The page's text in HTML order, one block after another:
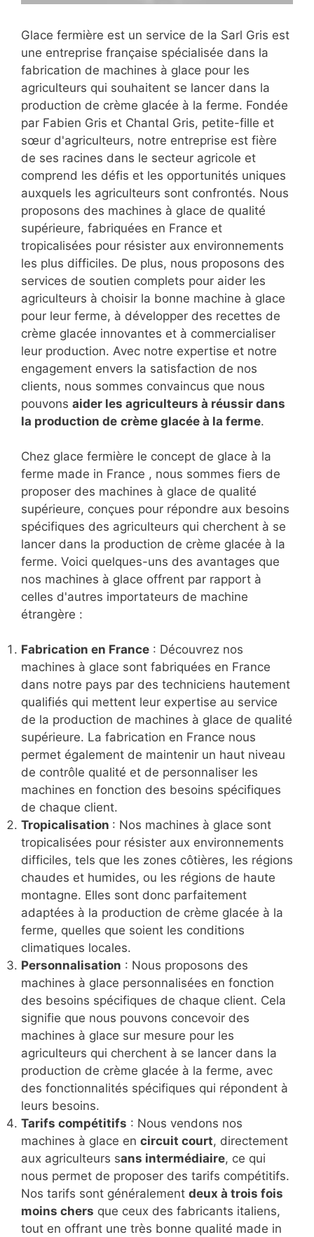
Glace fermière est un service de la Sarl Gris est
une entreprise française spécialisée dans la
fabrication de machines à glace pour les
agriculteurs qui souhaitent se lancer dans la
production de crème glacée à la ferme. Fondée
par Fabien Gris et Chantal Gris, petite-fille et
sœur d'agriculteurs, notre entreprise est fière
de ses racines dans le secteur agricole et
comprend les défis et les opportunités uniques
auxquels les agriculteurs sont confrontés. Nous
proposons des machines à glace de qualité
supérieure, fabriquées en France et
tropicalisées pour résister aux environnements
les plus difficiles. De plus, nous proposons des
services de soutien complets pour aider les
agriculteurs à choisir la bonne machine à glace
pour leur ferme, à développer des recettes de
crème glacée innovantes et à commercialiser
leur production. Avec notre expertise et notre
engagement envers la satisfaction de nos
clients, nous sommes convaincus que nous
pouvons aider les agriculteurs à réussir dans
la production de crème glacée à la ferme.
Chez glace fermière le concept de glace à la
ferme made in France , nous sommes fiers de
proposer des machines à glace de qualité
supérieure, conçues pour répondre aux besoins
spécifiques des agriculteurs qui cherchent à se
lancer dans la production de crème glacée à la
ferme. Voici quelques-uns des avantages que
nos machines à glace offrent par rapport à
celles d'autres importateurs de machine
étrangère :
Fabrication en France : Découvrez nos
machines à glace sont fabriquées en France
dans notre pays par des techniciens hautement
qualifiés qui mettent leur expertise au service
de la production de machines à glace de qualité
supérieure. La fabrication en France nous
permet également de maintenir un haut niveau
de contrôle qualité et de personnaliser les
machines en fonction des besoins spécifiques
de chaque client.
Tropicalisation : Nos machines à glace sont
tropicalisées pour résister aux environnements
difficiles, tels que les zones côtières, les régions
chaudes et humides, ou les régions de haute
montagne. Elles sont donc parfaitement
adaptées à la production de crème glacée à la
ferme, quelles que soient les conditions
climatiques locales.
Personnalisation : Nous proposons des
machines à glace personnalisées en fonction
des besoins spécifiques de chaque client. Cela
signifie que nous pouvons concevoir des
machines à glace sur mesure pour les
agriculteurs qui cherchent à se lancer dans la
production de crème glacée à la ferme, avec
des fonctionnalités spécifiques qui répondent à
leurs besoins.
Tarifs compétitifs : Nous vendons nos
machines à glace en circuit court, directement
aux agriculteurs sans intermédiaire, ce qui
nous permet de proposer des tarifs compétitifs.
Nos tarifs sont généralement deux à trois fois
moins chers que ceux des fabricants italiens,
tout en offrant une très bonne qualité made in